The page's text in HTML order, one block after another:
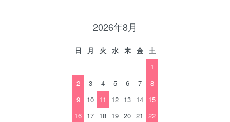
2026年8月
日 月 火 水 木 金
土
1
2
3 4 5 6 7
8
9
10 11 12 13 14 15
16 17 18 19 20 21 22